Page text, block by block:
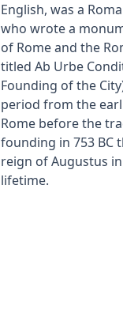
English, was a
who wrote a
of Rome and the
titled Ab Urbe
Founding of the
period from the
Rome before the
founding in 753 BC
reign of Augustus
lifetime.